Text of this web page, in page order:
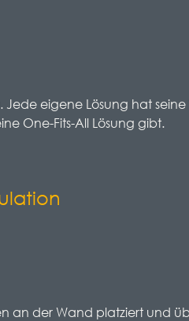
eigene Lösung hat
One-Fits-All Lösung gibt.
an der Wand platziert und